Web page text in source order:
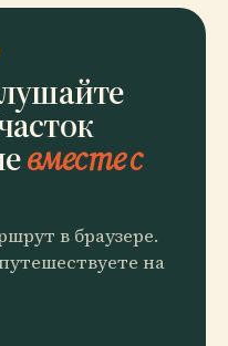
вместе с
в браузере.
на